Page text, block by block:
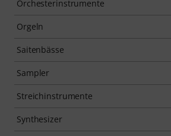
Orchesterinstrumente
Orgeln
Saitenbässe
Sampler
Streichinstrumente
Synthesizer